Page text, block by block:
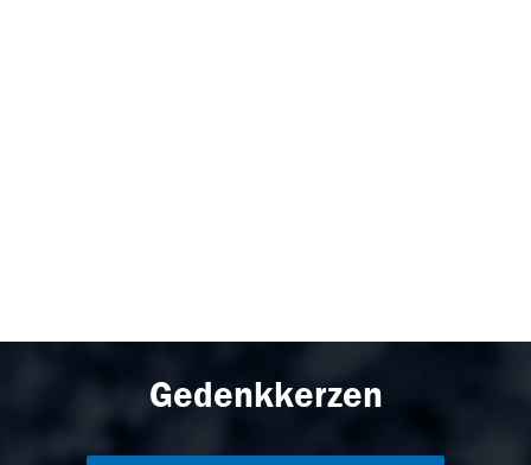
Gedenkkerzen